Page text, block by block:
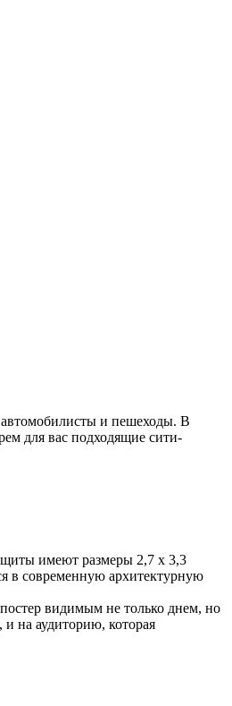
и пешеходы. В
для вас подходящие сити-
имеют размеры 2,7 х 3,3
в современную архитектурную
видимым не только днем, но
на аудиторию, которая